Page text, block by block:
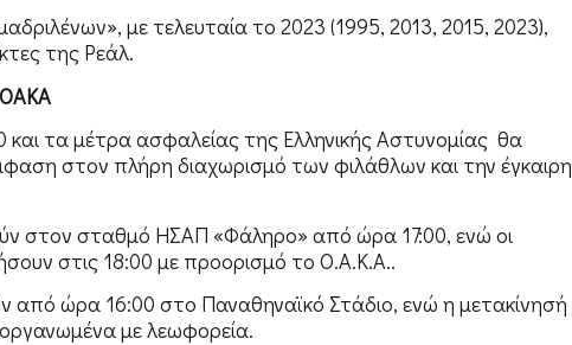
με τελευταία το 2023 (1995, 2013, 2015, 2023),
της Ρεάλ.
ΟΑΚΑ
τα μέτρα ασφαλείας της Ελληνικής Αστυνομίας θα
στον πλήρη διαχωρισμό των φιλάθλων και την έγκαιρη
στον σταθμό ΗΣΑΠ «Φάληρο» από ώρα 17:00, ενώ οι
στις 18:00 με προορισμό το Ο.Α.Κ.Α..
από ώρα 16:00 στο Παναθηναϊκό Στάδιο, ενώ η μετακίνησή
με λεωφορεία.